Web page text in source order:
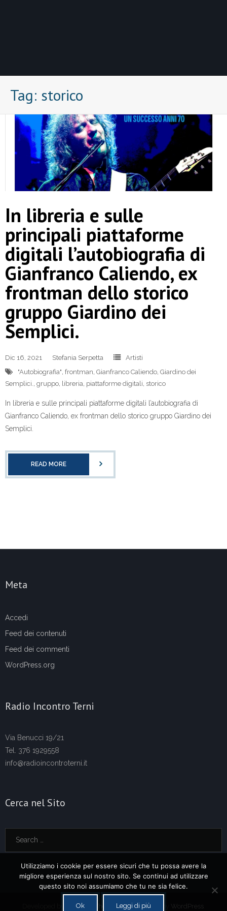
Tag: storico
In libreria e sulle
principali piattaforme
digitali l’autobiografia di
Gianfranco Caliendo, ex
frontman dello storico
gruppo Giardino dei
Semplici.
Dic 16, 2021 Stefania Serpetta
Artisti
"Autobiografia" frontman Gianfranco Caliendo Giardino dei
Semplici.
gruppo libreria piattaforme digitali storico
In libreria e sulle principali piattaforme digitali l’autobiografia di
Gianfranco Caliendo, ex frontman dello storico gruppo Giardino dei
Semplici.
READ MORE
Meta
Accedi
Feed dei contenuti
Feed dei commenti
WordPress.org
Radio Incontro Terni
Via Benucci 19/21
Tel. 376 1929558
info@radioincontroterni.it
Cerca nel Sito
Think Up Themes Ltd. Powered by WordPress
Utilizziamo i cookie per essere sicuri che tu possa avere la
migliore esperienza sul nostro sito. Se continui ad utilizzare
questo sito noi assumiamo che tu ne sia felice.
Ok Leggi di più